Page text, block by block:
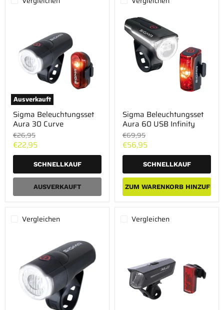
Ausverkauft
Sigma
Beleuchtungsset
Aura
30
Curve
Sigma Beleuchtungsset
Aura 30 Curve
Ursprünglicher
Preis
€26,95
Aktueller
Preis
€22,95
SCHNELLKAUF
AUSVERKAUFT
Sigma
Beleuchtungsset
Aura
60
USB
Infinity
Sigma Beleuchtungsset
Aura 60 USB Infinity
Ursprünglicher
Preis
€69,95
Aktueller
Preis
€56,95
SCHNELLKAUF
ZUM WARENKORB
Vergleichen Vergleichen